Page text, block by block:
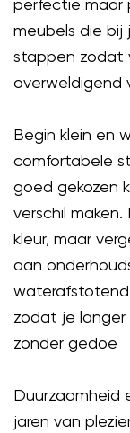
perfectie maar
meubels die bij
stappen zodat
overweldigend
Begin klein en
comfortabele
goed gekozen
verschil
kleur, maar
aan
zodat je
zonder gedoe
Duurzaamheid
jaren van